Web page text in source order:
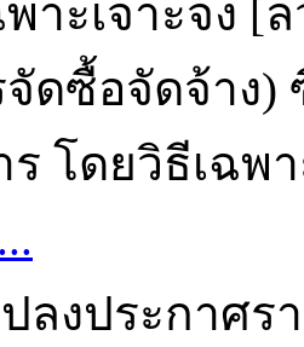
าะเจาะจง [
ดซื้อจัดจ้าง)
ร โดยวิธีเฉพ
ลงประกาศร